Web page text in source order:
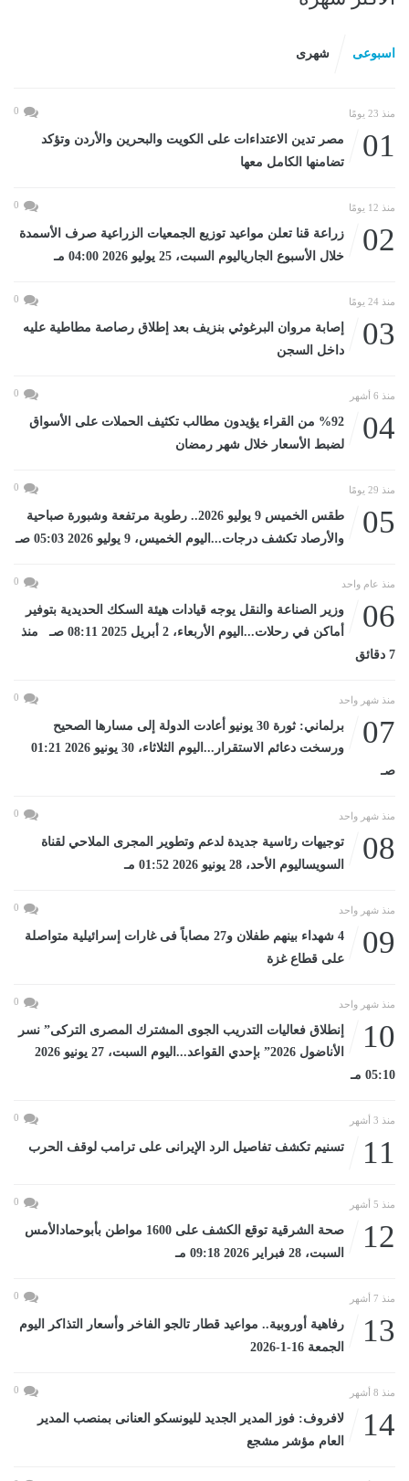
اسبوعى شهرى
منذ 23 يومًا 0
01
مصر تدين الاعتداءات على الكويت والبحرين والأردن وتؤكد
تضامنها الكامل معها
منذ 12 يومًا 0
02
زراعة قنا تعلن مواعيد توزيع الجمعيات الزراعية صرف الأسمدة
خلال الأسبوع الجارياليوم السبت، 25 يوليو 2026 04:00 مـ
منذ 24 يومًا 0
03
إصابة مروان البرغوثي بنزيف بعد إطلاق رصاصة مطاطية عليه
داخل السجن
منذ 6 أشهر 0
04
%92 من القراء يؤيدون مطالب تكثيف الحملات على الأسواق
لضبط الأسعار خلال شهر رمضان
منذ 29 يومًا 0
05
طقس الخميس 9 يوليو 2026.. رطوبة مرتفعة وشبورة صباحية
والأرصاد تكشف درجات...اليوم الخميس، 9 يوليو 2026 05:03 صـ
منذ عام واحد 0
06
وزير الصناعة والنقل يوجه قيادات هيئة السكك الحديدية بتوفير
أماكن في رحلات...اليوم الأربعاء، 2 أبريل 2025 08:11 صـ منذ
7 دقائق
منذ شهر واحد 0
07
برلماني: ثورة 30 يونيو أعادت الدولة إلى مسارها الصحيح
ورسخت دعائم الاستقرار...اليوم الثلاثاء، 30 يونيو 2026 01:21
صـ
منذ شهر واحد 0
08
توجيهات رئاسية جديدة لدعم وتطوير المجرى الملاحي لقناة
السويساليوم الأحد، 28 يونيو 2026 01:52 مـ
منذ شهر واحد 0
09
4 شهداء بينهم طفلان و27 مصاباً فى غارات إسرائيلية متواصلة
على قطاع غزة
منذ شهر واحد 0
10
إنطلاق فعاليات التدريب الجوى المشترك المصرى التركى” نسر
الأناضول 2026” بإحدي القواعد...اليوم السبت، 27 يونيو 2026
05:10 مـ
منذ 3 أشهر 0
11 تسنيم تكشف تفاصيل الرد الإيرانى على ترامب لوقف الحرب
منذ 5 أشهر 0
12
صحة الشرقية توقع الكشف على 1600 مواطن بأبوحمادالأمس
السبت، 28 فبراير 2026 09:18 مـ
منذ 7 أشهر 0
13
رفاهية أوروبية.. مواعيد قطار تالجو الفاخر وأسعار التذاكر اليوم
الجمعة 16-1-2026
منذ 8 أشهر 0
14
لافروف: فوز المدير الجديد لليونسكو العنانى بمنصب المدير
العام مؤشر مشجع